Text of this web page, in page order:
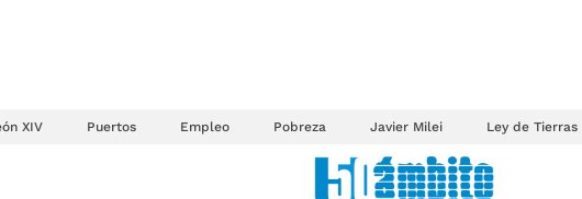
XIV Puertos Empleo Pobreza Javier Milei Ley de Tierras